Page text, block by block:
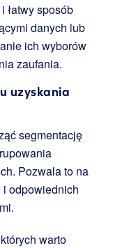
łatwy sposób
danych lub
ich wyborów
zaufania.
uzyskania
segmentację
Pozwala to na
odpowiednich
warto